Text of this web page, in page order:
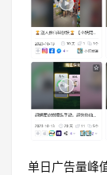
单日广告量峰